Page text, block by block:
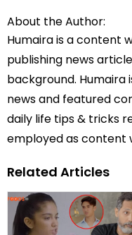
About the Author:
Humaira is a content
publishing news
background.
news and featured
daily life tips & tricks
employed as content
Related Articles